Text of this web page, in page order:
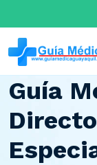
Los Mejores
Guía